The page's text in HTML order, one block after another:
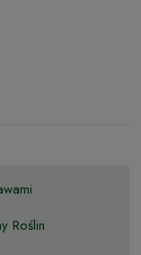
Roślin